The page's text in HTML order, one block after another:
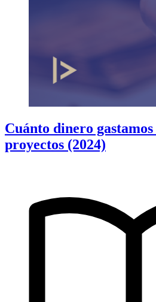
Cuánto dinero
proyectos (2024)